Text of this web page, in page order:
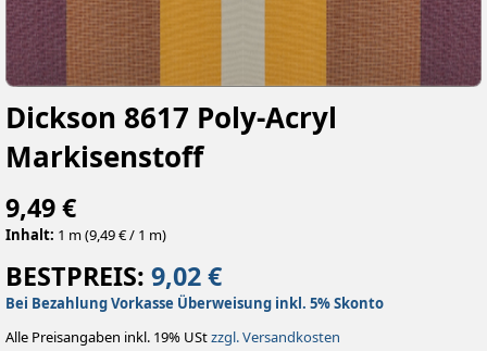
Dickson 8617 Poly-Acryl
Markisenstoff
9,49 €
Inhalt: 1 m (9,49 € / 1 m)
BESTPREIS: 9,02 €
Bei Bezahlung Vorkasse Überweisung inkl. 5% Skonto
Alle Preisangaben inkl. 19% UStzzgl. Versandkosten